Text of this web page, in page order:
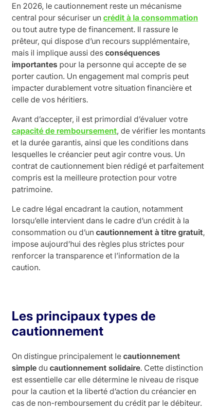
En 2026, le cautionnement reste un mécanisme
central pour sécuriser un crédit à la consommation
ou tout autre type de financement. Il rassure le
prêteur, qui dispose d’un recours supplémentaire,
mais il implique aussi des conséquences
importantes pour la personne qui accepte de se
porter caution. Un engagement mal compris peut
impacter durablement votre situation financière et
celle de vos héritiers.
Avant d’accepter, il est primordial d’évaluer votre
capacité de remboursement, de vérifier les montants
et la durée garantis, ainsi que les conditions dans
lesquelles le créancier peut agir contre vous. Un
contrat de cautionnement bien rédigé et parfaitement
compris est la meilleure protection pour votre
patrimoine.
Le cadre légal encadrant la caution, notamment
lorsqu’elle intervient dans le cadre d’un crédit à la
consommation ou d’un cautionnement à titre gratuit,
impose aujourd’hui des règles plus strictes pour
renforcer la transparence et l’information de la
caution.
Les principaux types de
cautionnement
On distingue principalement le cautionnement
simple du cautionnement solidaire. Cette distinction
est essentielle car elle détermine le niveau de risque
pour la caution et la liberté d’action du créancier en
cas de non-remboursement du crédit par le débiteur.